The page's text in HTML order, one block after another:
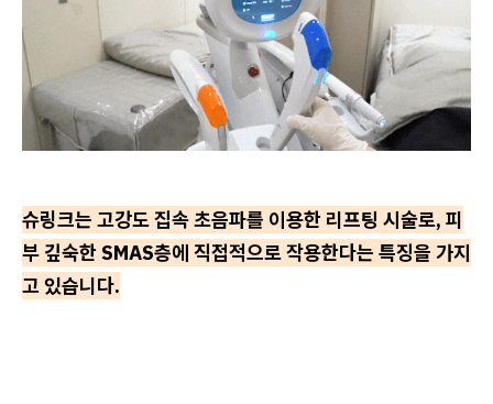
슈링크는 고강도 집속 초음파를 이용한 리프팅 시술로, 피
부 깊숙한 SMAS층에 직접적으로 작용한다는 특징을 가지
고 있습니다.